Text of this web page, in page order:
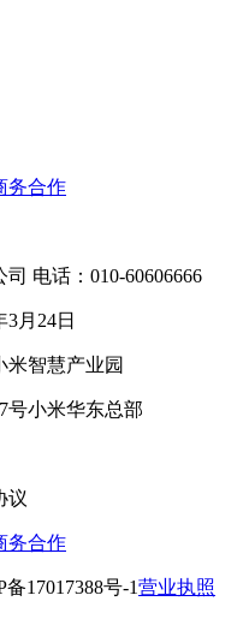
务合作
电话：010-60606666
3月24日
米智慧产业园
号小米华东总部
议
务合作
备17017388号-1营业执照